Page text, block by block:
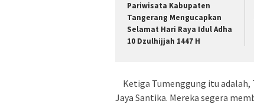
Pariwisata Kabupaten
Tangerang Mengucapkan
Selamat Hari Raya Idul Adha
10 Dzulhijjah 1447 H
Ketiga Tumenggung itu adalah,
Jaya Santika. Mereka segera